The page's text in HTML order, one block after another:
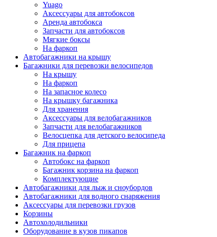
Yuago
Аксессуары для автобоксов
Аренда автобокса
Запчасти для автобоксов
Мягкие боксы
На фаркоп
Автобагажники на крышу
Багажники для перевозки велосипедов
На крышу
На фаркоп
На запасное колесо
На крышку багажника
Для хранения
Аксессуары для велобагажников
Запчасти для велобагажников
Велосцепка для детского велосипеда
Для прицепа
Багажник на фаркоп
Автобокс на фаркоп
Багажник корзина на фаркоп
Комплектующие
Автобагажники для лыж и сноубордов
Автобагажники для водного снаряжения
Аксессуары для перевозки грузов
Корзины
Автохолодильники
Оборудование в кузов пикапов